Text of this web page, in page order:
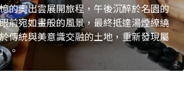
的奧出雲展開旅程，午後沉醉於名園的
前宛如畫般的風景，最終抵達湯煙繚繞
傳統與美意識交融的土地，重新發現屬
。